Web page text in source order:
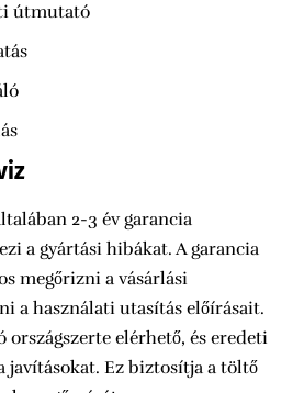
útmutató
2-3 év garancia
a gyártási hibákat. A garancia
megőrizni a vásárlási
a használati utasítás előírásait.
országszerte elérhető, és eredeti
javításokat. Ez biztosítja a töltő